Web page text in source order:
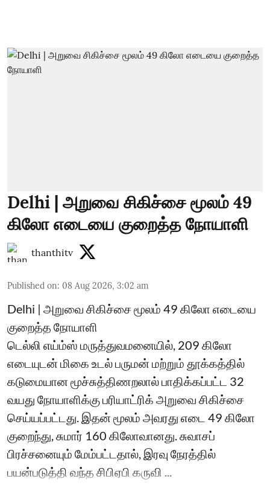
Delhi | அறுவை சிகிச்சை மூலம் 49
கிலோ எடையை குறைத்த நோயாளி
thanthitv
Published on: 08 Aug 2026, 3:02 am
Delhi | அறுவை சிகிச்சை மூலம் 49 கிலோ எடையை
குறைத்த நோயாளி
டெல்லி எய்ம்ஸ் மருத்துவமனையில், 209 கிலோ
எடையுடன் மிகை உடல் பருமன் மற்றும் தூக்கத்தில்
கடுமையான மூச்சுத்திணறலால் பாதிக்கப்பட்ட 32
வயது நோயாளிக்கு பரியாட்ரிக் அறுவை சிகிச்சை
செய்யப்பட்டது. இதன் மூலம் அவரது எடை 49 கிலோ
குறைந்து, சுமார் 160 கிலோவானது. சுவாசப்
பிரச்சனையும் மேம்பட்டதால், இரவு நேரத்தில்
பயன்படுத்தி வந்த சிபிஏபி கருவி ...